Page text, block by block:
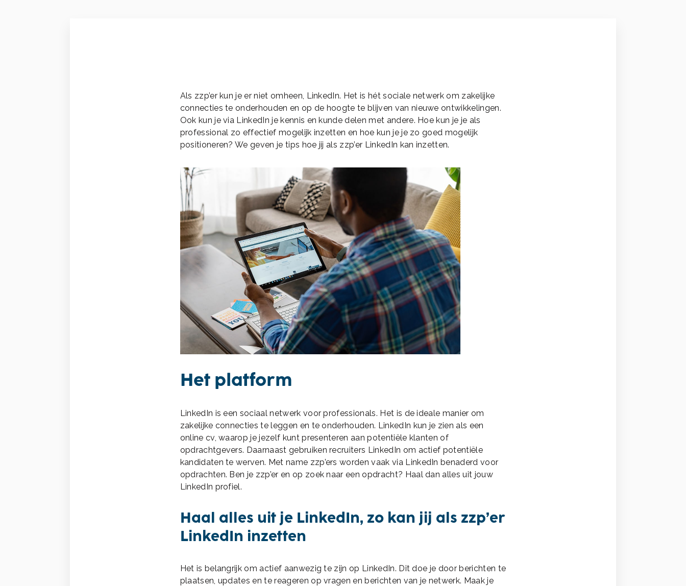
Als zzp’er kun je er niet omheen, LinkedIn. Het is hét sociale netwerk om zakelijke
connecties te onderhouden en op de hoogte te blijven van nieuwe ontwikkelingen.
Ook kun je via LinkedIn je kennis en kunde delen met andere. Hoe kun je je als
professional zo effectief mogelijk inzetten en hoe kun je je zo goed mogelijk
positioneren? We geven je tips hoe jij als zzp’er LinkedIn kan inzetten.
Het platform
LinkedIn is een sociaal netwerk voor professionals. Het is de ideale manier om
zakelijke connecties te leggen en te onderhouden. LinkedIn kun je zien als een
online cv, waarop je jezelf kunt presenteren aan potentiële klanten of
opdrachtgevers. Daarnaast gebruiken recruiters LinkedIn om actief potentiële
kandidaten te werven. Met name zzp’ers worden vaak via LinkedIn benaderd voor
opdrachten. Ben je zzp’er en op zoek naar een opdracht? Haal dan alles uit jouw
LinkedIn profiel.
Haal alles uit je LinkedIn, zo kan jij als zzp’er
LinkedIn inzetten
Het is belangrijk om actief aanwezig te zijn op LinkedIn. Dit doe je door berichten te
plaatsen, updates en te reageren op vragen en berichten van je netwerk. Maak je